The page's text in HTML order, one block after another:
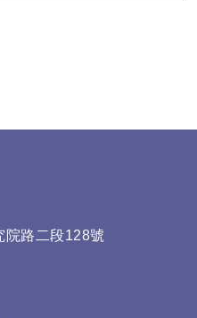
路二段128號